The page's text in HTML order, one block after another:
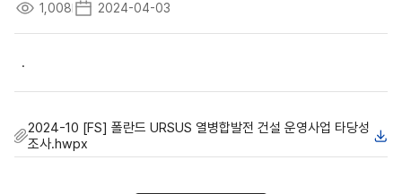
1,008 2024-04-03
.
2024-10 [FS] 폴란드 URSUS 열병합발전 건설 운영사업 타당성
조사.hwpx